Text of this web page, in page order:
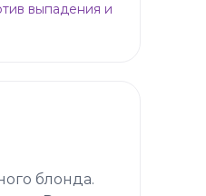
выпадения и
блонда.